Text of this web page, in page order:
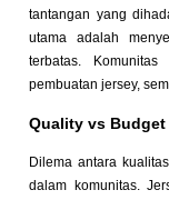
tantangan yang
utama adalah
terbatas.
pembuatan jersey,
Quality vs Budget
Dilema antara
dalam komunitas.